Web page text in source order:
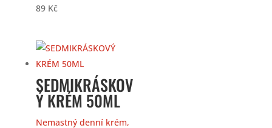
89 Kč
SEDMIKRÁSKOV
Ý KRÉM 50ML
Nemastný denní krém,